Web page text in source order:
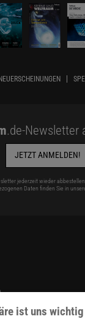
.de-Newsletter
JETZT ANMELDEN!
jederzeit wieder
Daten finden Sie in
ist uns wichtig